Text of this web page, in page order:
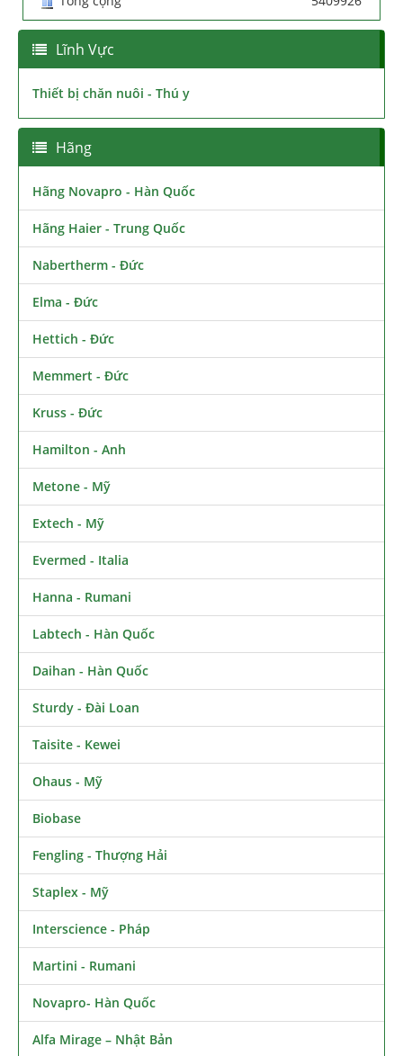
Lĩnh Vực
Thiết bị chăn nuôi - Thú y
Hãng
Hãng Novapro - Hàn Quốc
Hãng Haier - Trung Quốc
Nabertherm - Đức
Elma - Đức
Hettich - Đức
Memmert - Đức
Kruss - Đức
Hamilton - Anh
Metone - Mỹ
Extech - Mỹ
Evermed - Italia
Hanna - Rumani
Labtech - Hàn Quốc
Daihan - Hàn Quốc
Sturdy - Đài Loan
Taisite - Kewei
Ohaus - Mỹ
Biobase
Fengling - Thượng Hải
Staplex - Mỹ
Interscience - Pháp
Martini - Rumani
Novapro- Hàn Quốc
Alfa Mirage – Nhật Bản